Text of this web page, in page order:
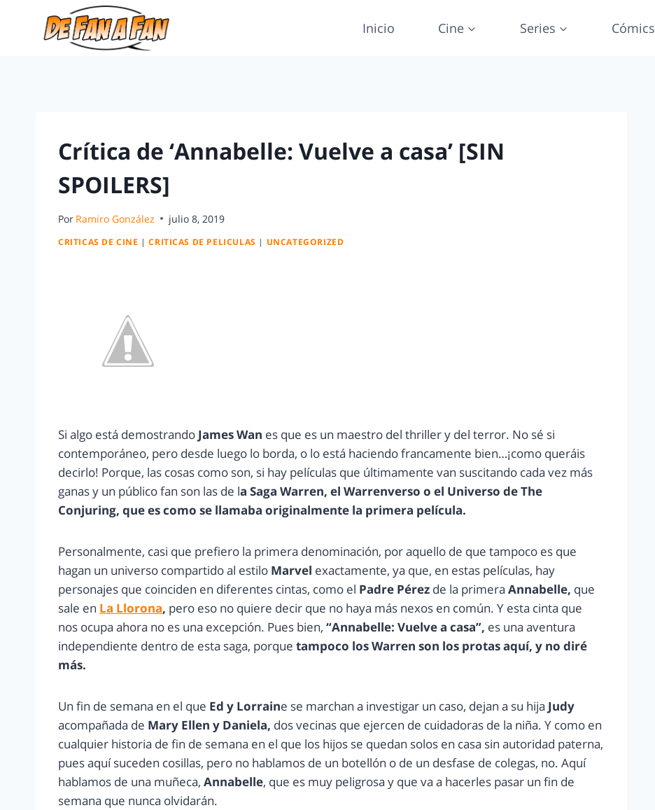
Inicio Cine Series Cómics
Crítica de ‘Annabelle: Vuelve a casa’ [SIN
SPOILERS]
Por Ramiro González julio 8, 2019
CRITICAS DE CINE |CRITICAS DE PELICULAS | UNCATEGORIZED
Si algo está demostrando James Wan es que es un maestro del thriller y del terror. No sé si
contemporáneo, pero desde luego lo borda, o lo está haciendo francamente bien…¡como queráis
decirlo! Porque, las cosas como son, si hay películas que últimamente van suscitando cada vez más
ganas y un público fan son las de la Saga Warren, el Warrenverso o el Universo de The
Conjuring, que es como se llamaba originalmente la primera película.
Personalmente, casi que prefiero la primera denominación, por aquello de que tampoco es que
hagan un universo compartido al estilo Marvel exactamente, ya que, en estas películas, hay
personajes que coinciden en diferentes cintas, como el Padre Pérez de la primera Annabelle, que
sale en La Llorona, pero eso no quiere decir que no haya más nexos en común. Y esta cinta que
nos ocupa ahora no es una excepción. Pues bien, “Annabelle: Vuelve a casa”, es una aventura
independiente dentro de esta saga, porque tampoco los Warren son los protas aquí, y no diré
más.
Un fin de semana en el que Ed y Lorraine se marchan a investigar un caso, dejan a su hija Judy
acompañada de Mary Ellen y Daniela, dos vecinas que ejercen de cuidadoras de la niña. Y como en
cualquier historia de fin de semana en el que los hijos se quedan solos en casa sin autoridad paterna,
pues aquí suceden cosillas, pero no hablamos de un botellón o de un desfase de colegas, no. Aquí
hablamos de una muñeca, Annabelle, que es muy peligrosa y que va a hacerles pasar un fin de
semana que nunca olvidarán.